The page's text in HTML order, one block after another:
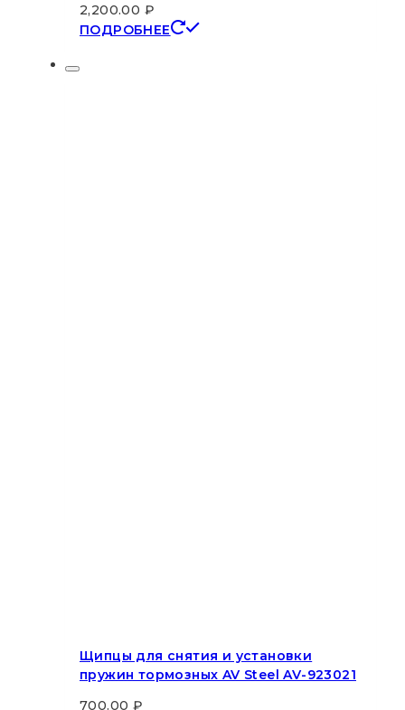
2,200.00 ₽
ПОДРОБНЕЕ
Щипцы для снятия и установки
пружин тормозных AV Steel AV-923021
700.00 ₽